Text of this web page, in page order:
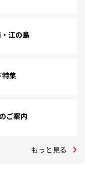
江の島
特集
ご案内
もっと見る